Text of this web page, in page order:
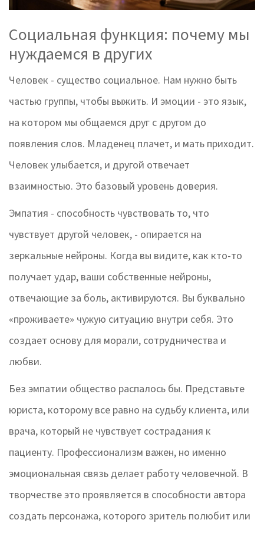
Социальная функция: почему мы
нуждаемся в других
Человек - существо социальное. Нам нужно быть
частью группы, чтобы выжить. И эмоции - это язык,
на котором мы общаемся друг с другом до
появления слов. Младенец плачет, и мать приходит.
Человек улыбается, и другой отвечает
взаимностью. Это базовый уровень доверия.
Эмпатия - способность чувствовать то, что
чувствует другой человек, - опирается на
зеркальные нейроны. Когда вы видите, как кто-то
получает удар, ваши собственные нейроны,
отвечающие за боль, активируются. Вы буквально
«проживаете» чужую ситуацию внутри себя. Это
создает основу для морали, сотрудничества и
любви.
Без эмпатии общество распалось бы. Представьте
юриста, которому все равно на судьбу клиента, или
врача, который не чувствует сострадания к
пациенту. Профессионализм важен, но именно
эмоциональная связь делает работу человечной. В
творчестве это проявляется в способности автора
создать персонажа, которого зритель полюбит или